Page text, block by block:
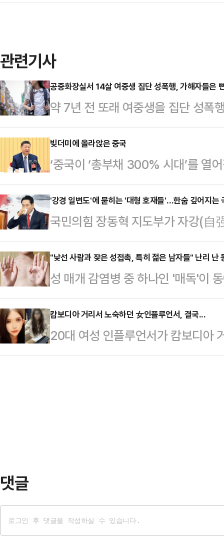
관련기사
공중화장실서 14살 여중생 집단 성폭행, 가해자들은
약 7년 전 또래 여중생을 집단 성폭
이 징역형을 선고한 1심 판결에 불
특수상해, 아동학대, 아동복지법위
등이용촬영) 등 혐의로 구속 기소
호인을 통해 법원에 항소장을 제출
4~5년을 각각 선고받고 법정 구속
년6개월에 집행유예 4년을 선고받
도 항소장을 제…
빚더미에 올라앉은 중국
‘중국이 ‘총부채 300% 시대’를 열
는 와중에 부채 부담을 줄이기 위해
바람에 경기 하강 속도가 가팔라지
가치는 빠르게 하락하고 소비·투자
식 잃어버린 30년’을 겪을 수 있다
·기업·가계부채를 모두 합산한 총
(GDP)보다 3배가 넘는 302.3%에
經濟新聞·닛케이…
'강경 일변도'에 묻히는 '대형 호재들'…한숨 깊어지는
국민의힘 장동혁 지도부가 자강(自
하고 있다. 연대와 통합에 앞서 당
화해야 한다는 내용이다. 하지만 당
이나 외연확장을 해칠 뿐이라는 우
층의 외면을 부추겨 지속해서 터져
한 공세가 힘을 잃을 것이란 걱정도
표는 5일 국회에서 열린 최고위원
원이 연루된 더불어민주당…
"낯선 사람과 잦은 성접촉, 특히 젊은 남자들" 난리 난
성 매개 감염병 중 하나인 '매독'이
근 일본 FNN프라임 등 외신에 따
가 1만3000명을 넘어서 당국이 감
자는 2010년대 이후 급증하고 있
2020년 6619명이었던 매독 감염
캄보디아 거리서 노숙하던 女인플루언서, 결국...
20대 여성 인플루언서가 캄보디아
이들에게 충격을 주고 있다.4일 중
댓글